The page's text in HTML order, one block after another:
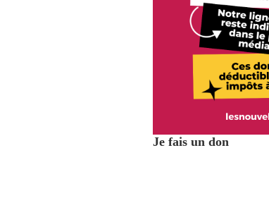
Je fais un don